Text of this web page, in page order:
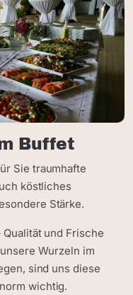
Buffet
Sie traumhafte
köstliches
Stärke.
und Frische
Wurzeln im
sind uns diese
wichtig.